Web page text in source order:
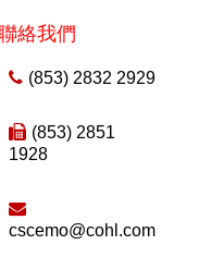
絡我們
(853) 2832 2929
(853) 2851
1928
cscemo@cohl.com